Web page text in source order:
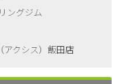
ングジム
アクシス）飯田店